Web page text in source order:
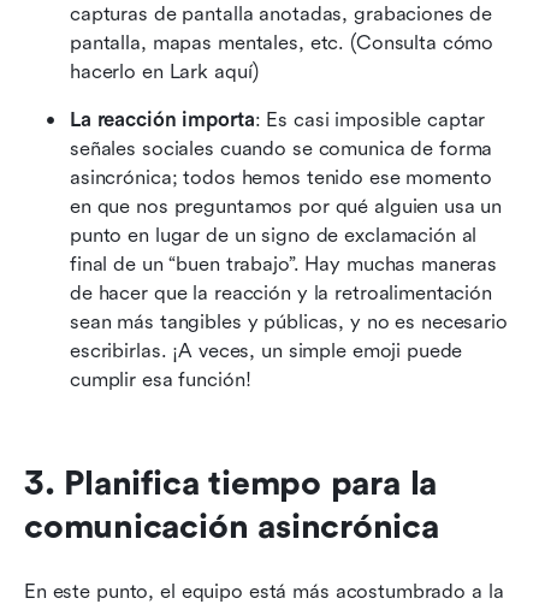
capturas de pantalla anotadas, grabaciones de
pantalla, mapas mentales, etc. (Consulta cómo
hacerlo en Lark aquí)
La reacción importa: Es casi imposible captar
señales sociales cuando se comunica de forma
asincrónica; todos hemos tenido ese momento
en que nos preguntamos por qué alguien usa un
punto en lugar de un signo de exclamación al
final de un “buen trabajo”. Hay muchas maneras
de hacer que la reacción y la retroalimentación
sean más tangibles y públicas, y no es necesario
escribirlas. ¡A veces, un simple emoji puede
cumplir esa función!
3. Planifica tiempo para la
comunicación asincrónica
En este punto, el equipo está más acostumbrado a la